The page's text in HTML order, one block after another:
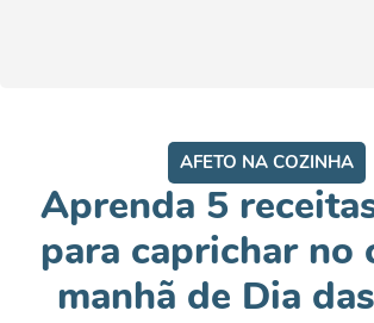
AFETO NA COZINHA
Aprenda 5
para caprichar no
manhã de Dia